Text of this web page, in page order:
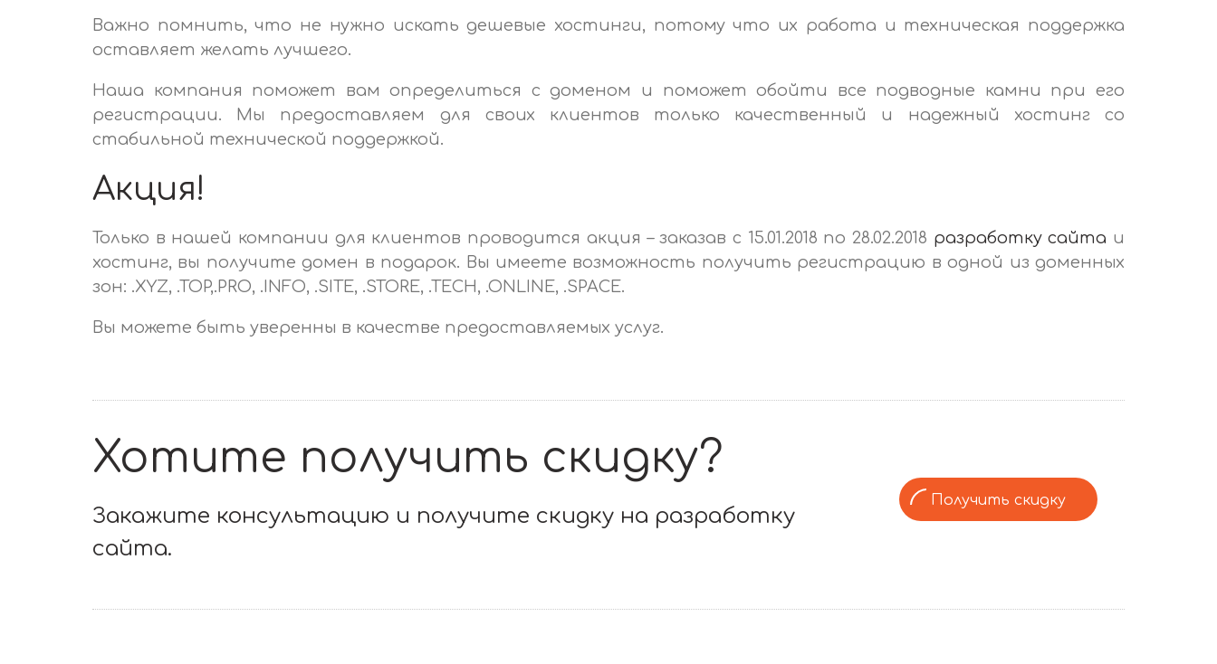
Важно помнить, что не нужно искать дешевые хостинги, потому что их работа и техническая поддержка
оставляет желать лучшего.
Наша компания поможет вам определиться с доменом и поможет обойти все подводные камни при его
регистрации. Мы предоставляем для своих клиентов только качественный и надежный хостинг со
стабильной технической поддержкой.
Акция!
Только в нашей компании для клиентов проводится акция – заказав с 15.01.2018 по 28.02.2018 разработку сайта и
хостинг, вы получите домен в подарок. Вы имеете возможность получить регистрацию в одной из доменных
зон: .XYZ, .TOP,.PRO, .INFO, .SITE, .STORE, .TECH, .ONLINE, .SPACE.
Вы можете быть уверенны в качестве предоставляемых услуг.
Хотите получить скидку?
Закажите консультацию и получите скидку на разработку
сайта.
Получить скидку